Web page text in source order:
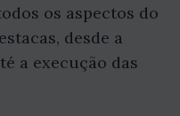
os aspectos do
desde a
a execução das